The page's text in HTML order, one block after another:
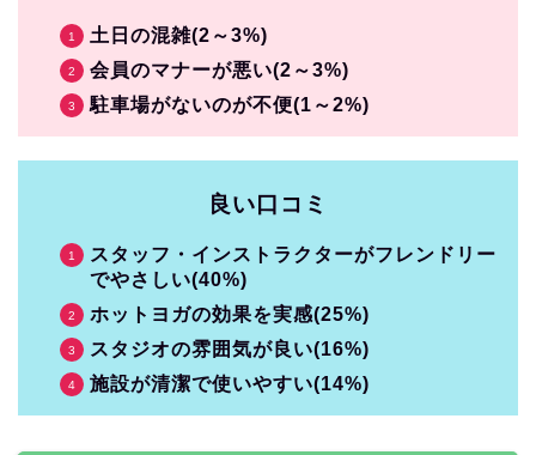
土日の混雑(2～3%)
会員のマナーが悪い(2～3%)
駐車場がないのが不便(1～2%)
良い口コミ
スタッフ・インストラクターがフレンドリー
でやさしい(40%)
ホットヨガの効果を実感(25%)
スタジオの雰囲気が良い(16%)
施設が清潔で使いやすい(14%)